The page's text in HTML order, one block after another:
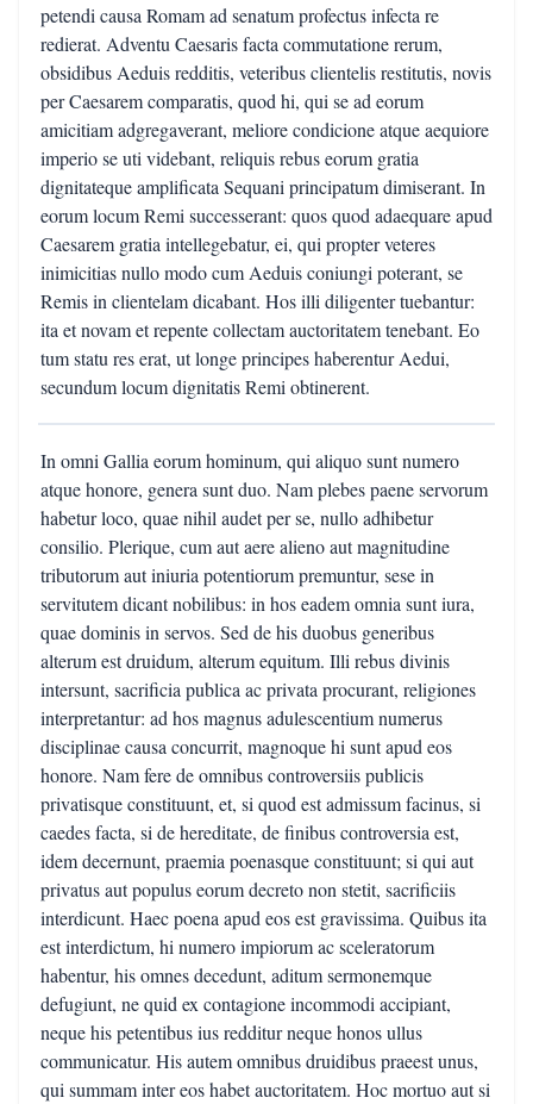
petendi causa Romam ad senatum profectus infecta re
redierat. Adventu Caesaris facta commutatione rerum,
obsidibus Aeduis redditis, veteribus clientelis restitutis, novis
per Caesarem comparatis, quod hi, qui se ad eorum
amicitiam adgregaverant, meliore condicione atque aequiore
imperio se uti videbant, reliquis rebus eorum gratia
dignitateque amplificata Sequani principatum dimiserant. In
eorum locum Remi successerant: quos quod adaequare apud
Caesarem gratia intellegebatur, ei, qui propter veteres
inimicitias nullo modo cum Aeduis coniungi poterant, se
Remis in clientelam dicabant. Hos illi diligenter tuebantur:
ita et novam et repente collectam auctoritatem tenebant. Eo
tum statu res erat, ut longe principes haberentur Aedui,
secundum locum dignitatis Remi obtinerent.
In omni Gallia eorum hominum, qui aliquo sunt numero
atque honore, genera sunt duo. Nam plebes paene servorum
habetur loco, quae nihil audet per se, nullo adhibetur
consilio. Plerique, cum aut aere alieno aut magnitudine
tributorum aut iniuria potentiorum premuntur, sese in
servitutem dicant nobilibus: in hos eadem omnia sunt iura,
quae dominis in servos. Sed de his duobus generibus
alterum est druidum, alterum equitum. Illi rebus divinis
intersunt, sacrificia publica ac privata procurant, religiones
interpretantur: ad hos magnus adulescentium numerus
disciplinae causa concurrit, magnoque hi sunt apud eos
honore. Nam fere de omnibus controversiis publicis
privatisque constituunt, et, si quod est admissum facinus, si
caedes facta, si de hereditate, de finibus controversia est,
idem decernunt, praemia poenasque constituunt; si qui aut
privatus aut populus eorum decreto non stetit, sacrificiis
interdicunt. Haec poena apud eos est gravissima. Quibus ita
est interdictum, hi numero impiorum ac sceleratorum
habentur, his omnes decedunt, aditum sermonemque
defugiunt, ne quid ex contagione incommodi accipiant,
neque his petentibus ius redditur neque honos ullus
communicatur. His autem omnibus druidibus praeest unus,
qui summam inter eos habet auctoritatem. Hoc mortuo aut si